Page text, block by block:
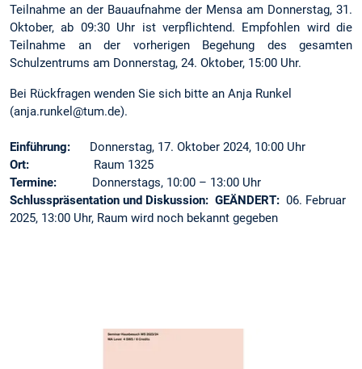
Teilnahme an der Bauaufnahme der Mensa am Donnerstag, 31.
Oktober, ab 09:30 Uhr ist verpflichtend. Empfohlen wird die
Teilnahme an der vorherigen Begehung des gesamten
Schulzentrums am Donnerstag, 24. Oktober, 15:00 Uhr.
Bei Rückfragen wenden Sie sich bitte an Anja Runkel
(anja.runkel@tum.de).
Einführung: Donnerstag, 17. Oktober 2024, 10:00 Uhr
Ort:
Raum 1325
Termine:
Donnerstags, 10:00 – 13:00 Uhr
Schlusspräsentation und Diskussion: GEÄNDERT: 06. Februar
2025, 13:00 Uhr, Raum wird noch bekannt gegeben